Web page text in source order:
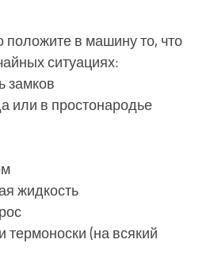
положите в машину то, что
ситуациях:
замков
или в простонародье
жидкость
(на всякий